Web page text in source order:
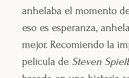
anhelaba el momento
eso es esperanza,
mejor. Recomiendo la
película de Steven